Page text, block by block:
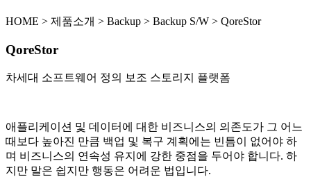
HOME > 제품소개 > Backup > Backup S/W > QoreStor
QoreStor
차세대 소프트웨어 정의 보조 스토리지 플랫폼
애플리케이션 및 데이터에 대한 비즈니스의 의존도가 그 어느
때보다 높아진 만큼 백업 및 복구 계획에는 빈틈이 없어야 하
며 비즈니스의 연속성 유지에 강한 중점을 두어야 합니다. 하
지만 말은 쉽지만 행동은 어려운 법입니다.